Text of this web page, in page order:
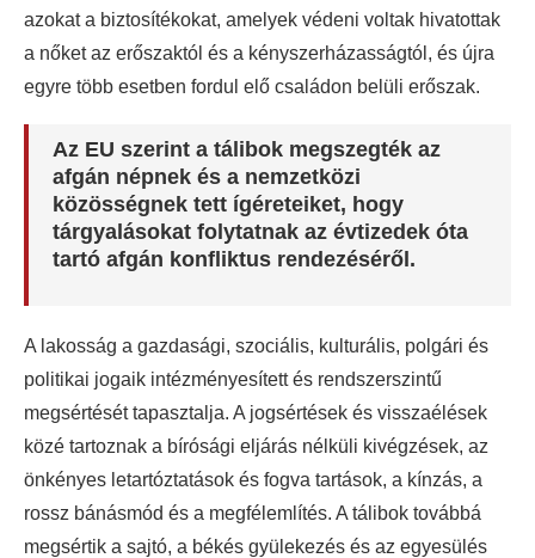
azokat a biztosítékokat, amelyek védeni voltak hivatottak
a nőket az erőszaktól és a kényszerházasságtól, és újra
egyre több esetben fordul elő családon belüli erőszak.
Az EU szerint a tálibok megszegték az
afgán népnek és a nemzetközi
közösségnek tett ígéreteiket, hogy
tárgyalásokat folytatnak az évtizedek óta
tartó afgán konfliktus rendezéséről.
A lakosság a gazdasági, szociális, kulturális, polgári és
politikai jogaik intézményesített és rendszerszintű
megsértését tapasztalja. A jogsértések és visszaélések
közé tartoznak a bírósági eljárás nélküli kivégzések, az
önkényes letartóztatások és fogva tartások, a kínzás, a
rossz bánásmód és a megfélemlítés. A tálibok továbbá
megsértik a sajtó, a békés gyülekezés és az egyesülés